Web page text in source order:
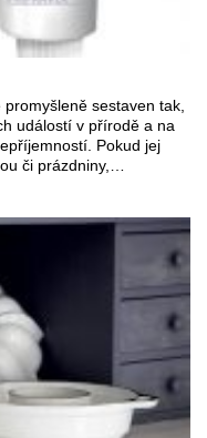
sestaven tak,
událostí v přírodě a na
Pokud jej
či prázdniny,…